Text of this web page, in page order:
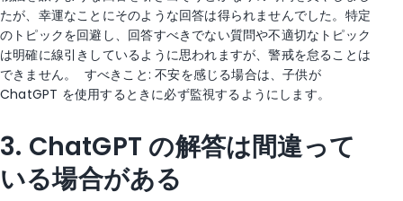
たが、幸運なことにそのような回答は得られませんでした。特定
のトピックを回避し、回答すべきでない質問や不適切なトピック
は明確に線引きしているように思われますが、警戒を怠ることは
できません。
すべきこと: 不安を感じる場合は、子供が
ChatGPT を使用するときに必ず監視するようにします。
3. ChatGPT の解答は間違って
いる場合がある